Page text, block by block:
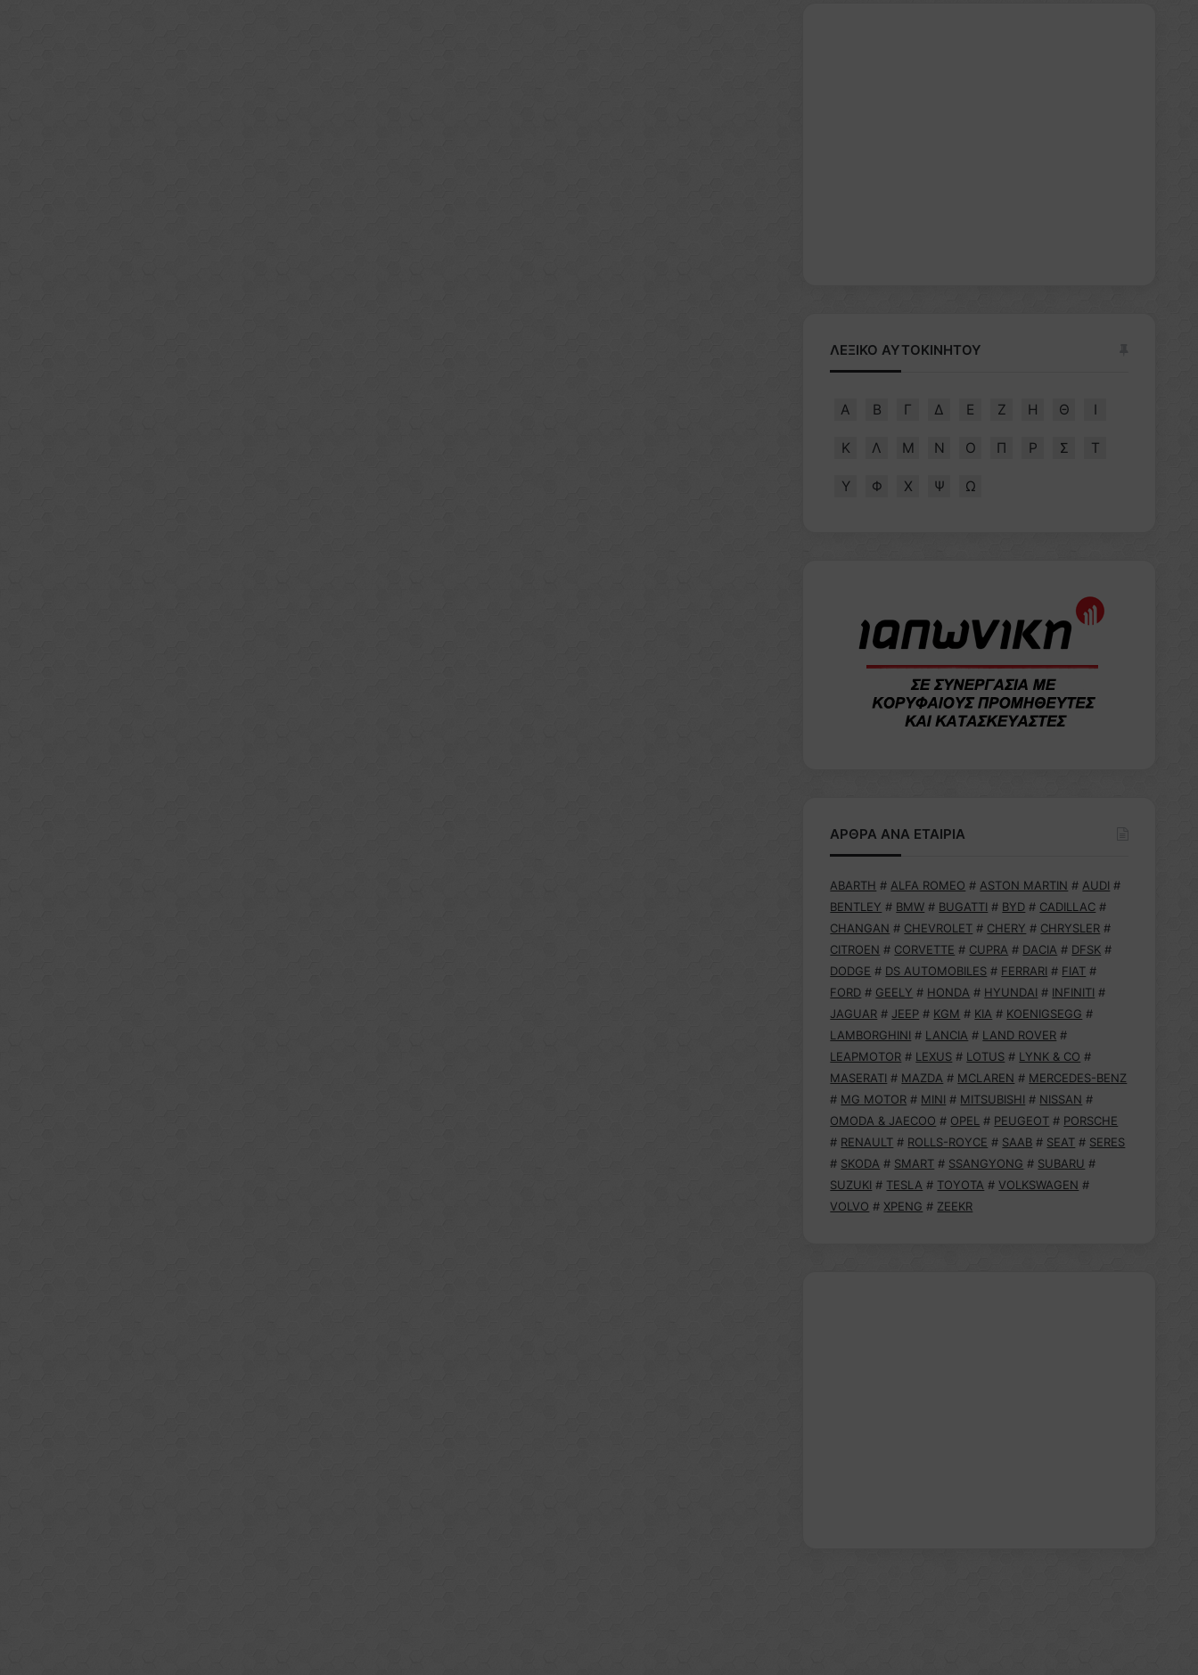
ΛΕΞΙΚΟ ΑΥΤΟΚΙΝΗΤΟΥ
Α Β Γ Δ Ε Ζ Η Θ Ι
Κ Λ Μ Ν Ο Π Ρ Σ Τ
Υ Φ Χ Ψ Ω
ΑΡΘΡΑ ΑΝΑ ΕΤΑΙΡΙΑ
ABARTH # ALFA ROMEO # ASTON MARTIN # AUDI #
BENTLEY # BMW # BUGATTI # BYD # CADILLAC #
CHANGAN # CHEVROLET # CHERY # CHRYSLER #
CITROEN # CORVETTE # CUPRA # DACIA # DFSK #
DODGE # DS AUTOMOBILES # FERRARI # FIAT #
FORD # GEELY # HONDA # HYUNDAI # INFINITI #
JAGUAR # JEEP # KGM # KIA # KOENIGSEGG #
LAMBORGHINI # LANCIA # LAND ROVER #
LEAPMOTOR # LEXUS # LOTUS # LYNK & CO #
MASERATI # MAZDA # MCLAREN # MERCEDES-BENZ
# MG MOTOR # MINI # MITSUBISHI # NISSAN #
OMODA & JAECOO # OPEL # PEUGEOT # PORSCHE
# RENAULT # ROLLS-ROYCE # SAAB # SEAT # SERES
# SKODA # SMART # SSANGYONG # SUBARU #
SUZUKI # TESLA # TOYOTA # VOLKSWAGEN #
VOLVO # XPENG # ZEEKR